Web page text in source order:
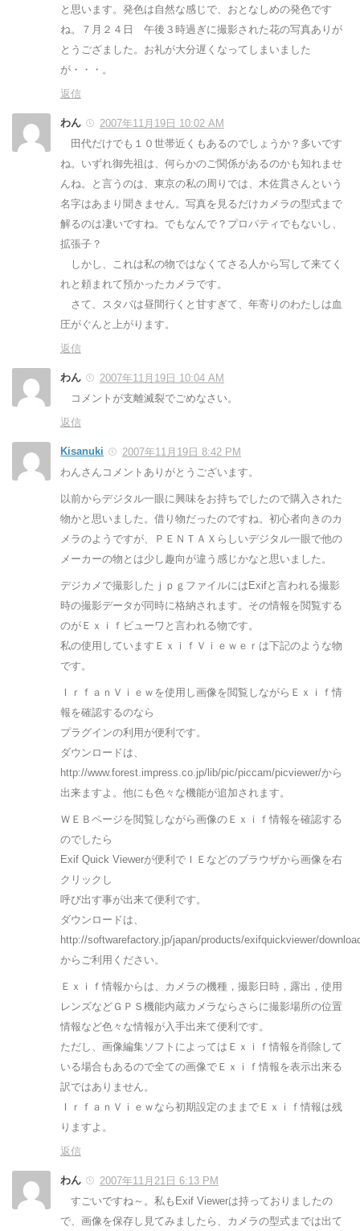
と思います。発色は自然な感じで、おとなしめの発色です
ね。７月２４日 午後３時過ぎに撮影された花の写真ありが
とうござました。お礼が大分遅くなってしまいました
が・・・。
返信
わん
2007年11月19日 10:02 AM
田代だけでも１０世帯近くもあるのでしょうか？多いです
ね。いずれ御先祖は、何らかのご関係があるのかも知れませ
んね。と言うのは、東京の私の周りでは、木佐貫さんという
名字はあまり聞きません。写真を見るだけカメラの型式まで
解るのは凄いですね。でもなんで？プロパティでもないし、
拡張子？
しかし、これは私の物ではなくてさる人から写して来てく
れと頼まれて預かったカメラです。
さて、スタバは昼間行くと甘すぎて、年寄りのわたしは血
圧がぐんと上がります。
返信
わん
2007年11月19日 10:04 AM
コメントが支離滅裂でごめなさい。
返信
Kisanuki
2007年11月19日 8:42 PM
わんさんコメントありがとうございます。
以前からデジタル一眼に興味をお持ちでしたので購入された
物かと思いました。借り物だったのですね。初心者向きのカ
メラのようですが、ＰＥＮＴＡＸらしいデジタル一眼で他の
メーカーの物とは少し趣向が違う感じかなと思いました。
デジカメで撮影したｊｐｇファイルにはExifと言われる撮影
時の撮影データが同時に格納されます。その情報を閲覧する
のがＥｘｉｆビューワと言われる物です。
私の使用していますＥｘｉｆＶｉｅｗｅｒは下記のような物
です。
ＩｒｆａｎＶｉｅｗを使用し画像を閲覧しながらＥｘｉｆ情
報を確認するのなら
プラグインの利用が便利です。
ダウンロードは、
http://www.forest.impress.co.jp/lib/pic/piccam/picviewer/から
出来ますよ。他にも色々な機能が追加されます。
ＷＥＢページを閲覧しながら画像のＥｘｉｆ情報を確認する
のでしたら
Exif Quick Viewerが便利でＩＥなどのブラウザから画像を右
クリックし
呼び出す事が出来て便利です。
ダウンロードは、
http://softwarefactory.jp/japan/products/exifquickviewer/
からご利用ください。
Ｅｘｉｆ情報からは、カメラの機種，撮影日時，露出，使用
レンズなどＧＰＳ機能内蔵カメラならさらに撮影場所の位置
情報など色々な情報が入手出来て便利です。
ただし、画像編集ソフトによってはＥｘｉｆ情報を削除して
いる場合もあるので全ての画像でＥｘｉｆ情報を表示出来る
訳ではありません。
ＩｒｆａｎＶｉｅｗなら初期設定のままでＥｘｉｆ情報は残
りますよ。
返信
わん
2007年11月21日 6:13 PM
すごいですね～。私もExif Viewerは持っておりましたの
で、画像を保存し見てみましたら、カメラの型式までは出て